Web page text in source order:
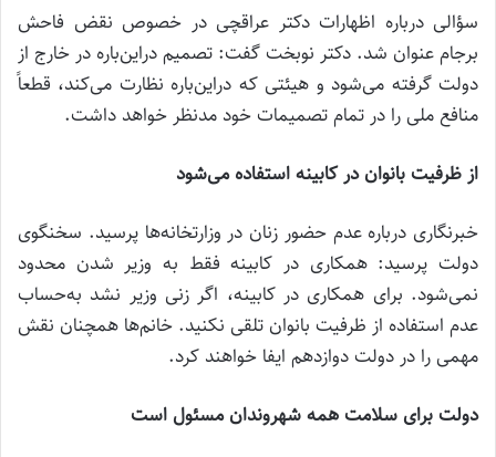
سؤالی درباره اظهارات دکتر عراقچی در خصوص نقض فاحش
برجام عنوان شد. دکتر نوبخت گفت: تصمیم دراین‌باره در خارج از
دولت گرفته می‌شود و هیئتی که دراین‌باره نظارت می‌کند، قطعاً
منافع ملی را در تمام تصمیمات خود مدنظر خواهد داشت.
از ظرفیت بانوان در کابینه استفاده می‌شود
خبرنگاری درباره عدم حضور زنان در وزارتخانه‌ها پرسید. سخنگوی
دولت پرسید: همکاری در کابینه فقط به وزیر شدن محدود
نمی‌شود. برای همکاری در کابینه، اگر زنی وزیر نشد به‌حساب
عدم استفاده از ظرفیت بانوان تلقی نکنید. خانم‌ها همچنان نقش
مهمی را در دولت دوازدهم ایفا خواهند کرد.
دولت برای سلامت همه شهروندان مسئول است